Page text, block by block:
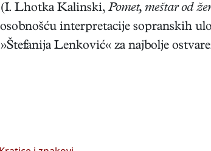
(I. Lhotka Kalinski, Pomet, meštar od
interpretacije sopranskih
Lenković« za najbolje